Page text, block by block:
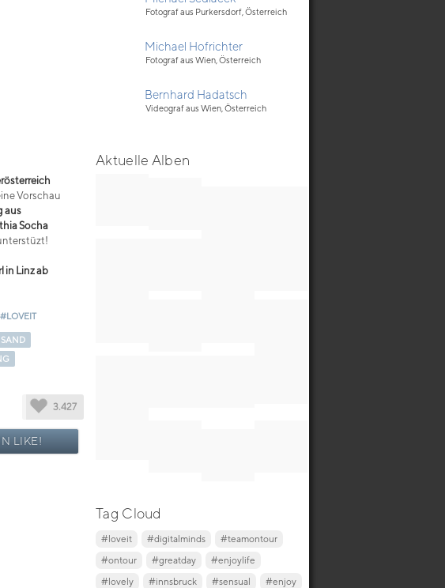
Vorschau
aus
Socha
in Linz ab
#LOVEIT
SAND
3.427
LIKE!
Fotograf aus Purkersdorf, Österreich
Michael Hofrichter
Fotograf aus Wien, Österreich
Bernhard Hadatsch
Videograf aus Wien, Österreich
Aktuelle Alben
Tag Cloud
#loveit #digitalminds
#teamontour
#ontour
#greatday
#enjoylife
#lovely
#innsbruck #sensual
#enjoy